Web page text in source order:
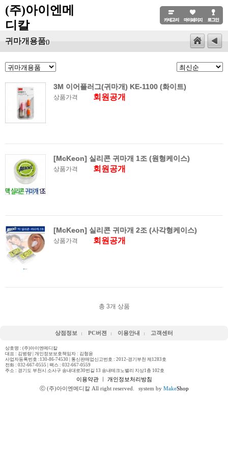
(주)아이엔메
디칼
귀마개용품()
3M 이어플러그(귀마개) KE-1100 (화이트)
상품가격 회원공개
[McKeon] 실리콘 귀마개 1조 (원형케이스)
상품가격 회원공개
[McKeon] 실리콘 귀마개 2조 (사각형케이스)
상품가격 회원공개
총 3개 상품
상점정보 PC버젼 이용안내 고객센터
상호명 : (주)아이엔메디칼
대표 : 김병량 | 개인정보보호책임자 : 김형윤
사업자등록번호 :130-86-74530 | 통신판매업신고번호 : 2012-경기부천 제1283호
전화 : 032-667-0555 | 팩스 : 032-667-0559
주소 : 경기도 부천시 소사구 송내대로30번길 13 송내테크노밸리 지상1층 102호
이용약관ㅣ 개인정보처리방침
ⓒ (주)아이엔메디칼 All right reserved.
system by MakeShop